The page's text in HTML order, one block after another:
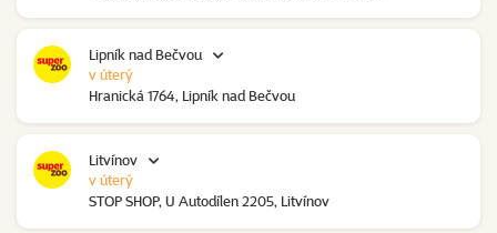
Lipník nad Bečvou
Hranická 1764, Lipník nad Bečvou
v úterý
Litvínov
STOP SHOP, U Autodílen 2205, Litvínov
v úterý